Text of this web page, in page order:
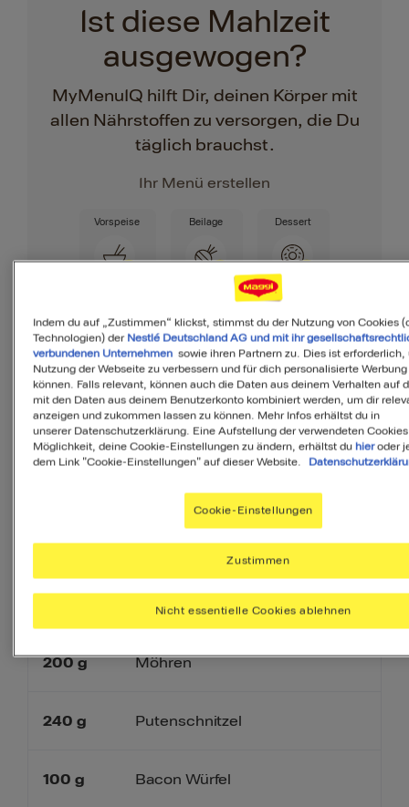
Ist diese Mahlzeit
ausgewogen?
MyMenuIQ hilft Dir, deinen Körper mit
allen Nährstoffen zu versorgen, die Du
täglich brauchst.
Ihr Menü erstellen
Vorspeise Beilage Dessert
Zutaten
4Portionen
ml
200 g
240 g
100 g
rote Paprikaschoten
Möhren
Putenschnitzel
Bacon Würfel
Indem du auf „Zustimmen“ klickst, stimmst du der Nutzung von Cookies
Technologien) der Nestlé Deutschland AG und mit ihr
verbundenen Unternehmen sowie ihren Partnern zu. Dies ist erforderlich,
Nutzung der Webseite zu verbessern und für dich personalisierte
können. Falls relevant, können auch die Daten aus deinem Verhalten auf
mit den Daten aus deinem Benutzerkonto kombiniert werden, um dir
anzeigen und zukommen lassen zu können. Mehr Infos erhältst du in
unserer Datenschutzerklärung. Eine Aufstellung der verwendeten
Möglichkeit, deine Cookie-Einstellungen zu ändern, erhältst du hieroder
dem Link "Cookie-Einstellungen" auf dieser Website.
Cookie-Einstellungen
Nicht essentielle Cookies ablehnen
Zustimmen